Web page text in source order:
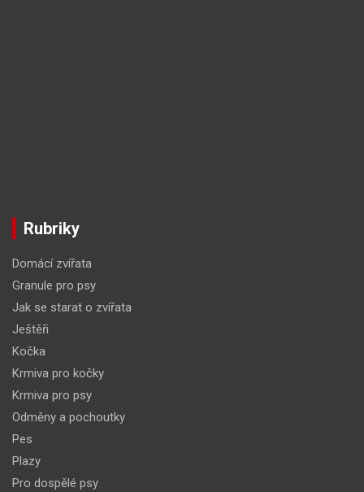
Rubriky
Domácí zvířata
Granule pro psy
Jak se starat o zvířata
Ještěři
Kočka
Krmiva pro kočky
Krmiva pro psy
Odměny a pochoutky
Pes
Plazy
Pro dospělé psy